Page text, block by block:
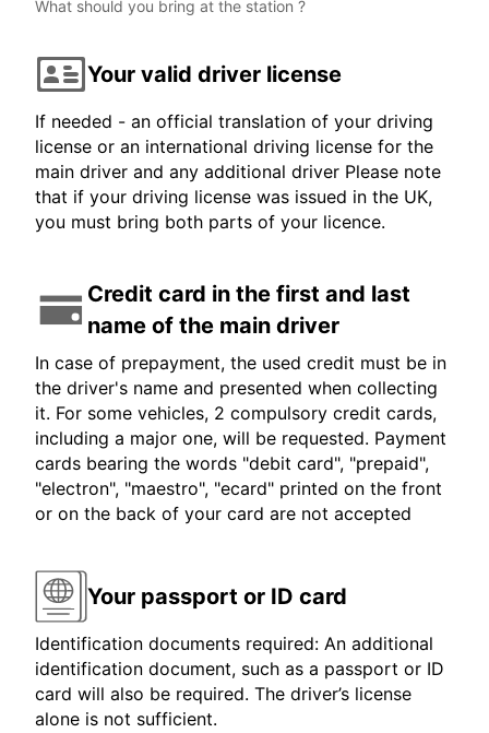
What should you bring at the station ?
Your valid driver license
If needed - an official translation of your driving
license or an international driving license for the
main driver and any additional driver Please note
that if your driving license was issued in the UK,
you must bring both parts of your licence.
Credit card in the first and last
name of the main driver
In case of prepayment, the used credit must be in
the driver's name and presented when collecting
it. For some vehicles, 2 compulsory credit cards,
including a major one, will be requested. Payment
cards bearing the words "debit card", "prepaid",
"electron", "maestro", "ecard" printed on the front
or on the back of your card are not accepted
Your passport or ID card
Identification documents required: An additional
identification document, such as a passport or ID
card will also be required. The driver’s license
alone is not sufficient.